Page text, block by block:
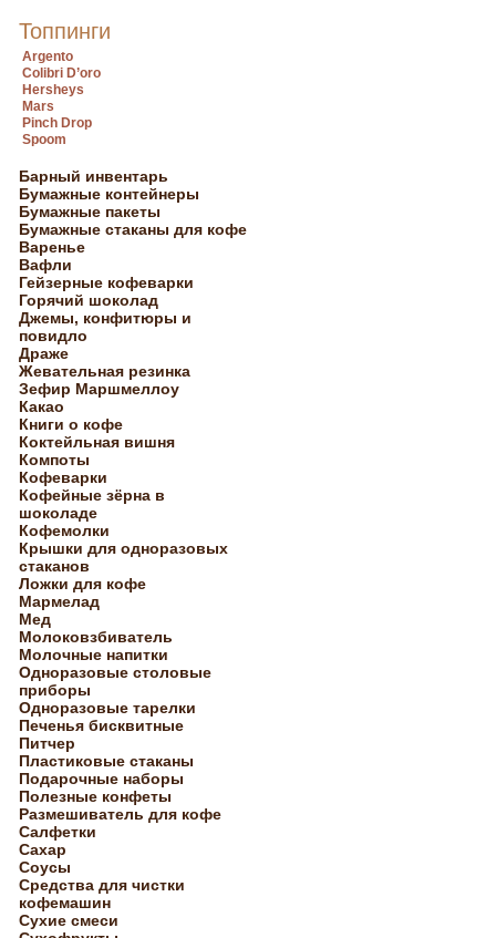
Топпинги
Argento
Colibri D’oro
Hersheys
Mars
Pinch Drop
Spoom
Барный инвентарь
Бумажные контейнеры
Бумажные пакеты
Бумажные стаканы для кофе
Варенье
Вафли
Гейзерные кофеварки
Горячий шоколад
Джемы, конфитюры и
повидло
Драже
Жевательная резинка
Зефир Маршмеллоу
Какао
Книги о кофе
Коктейльная вишня
Компоты
Кофеварки
Кофейные зёрна в
шоколаде
Кофемолки
Крышки для одноразовых
стаканов
Ложки для кофе
Мармелад
Мед
Молоковзбиватель
Молочные напитки
Одноразовые столовые
приборы
Одноразовые тарелки
Печенья бисквитные
Питчер
Пластиковые стаканы
Подарочные наборы
Полезные конфеты
Размешиватель для кофе
Салфетки
Сахар
Соусы
Средства для чистки
кофемашин
Сухие смеси